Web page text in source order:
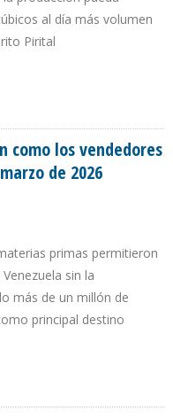
al día más volumen
Pirital
los vendedores
de 2026
primas permitieron
sin la
más de un millón de
principal destino